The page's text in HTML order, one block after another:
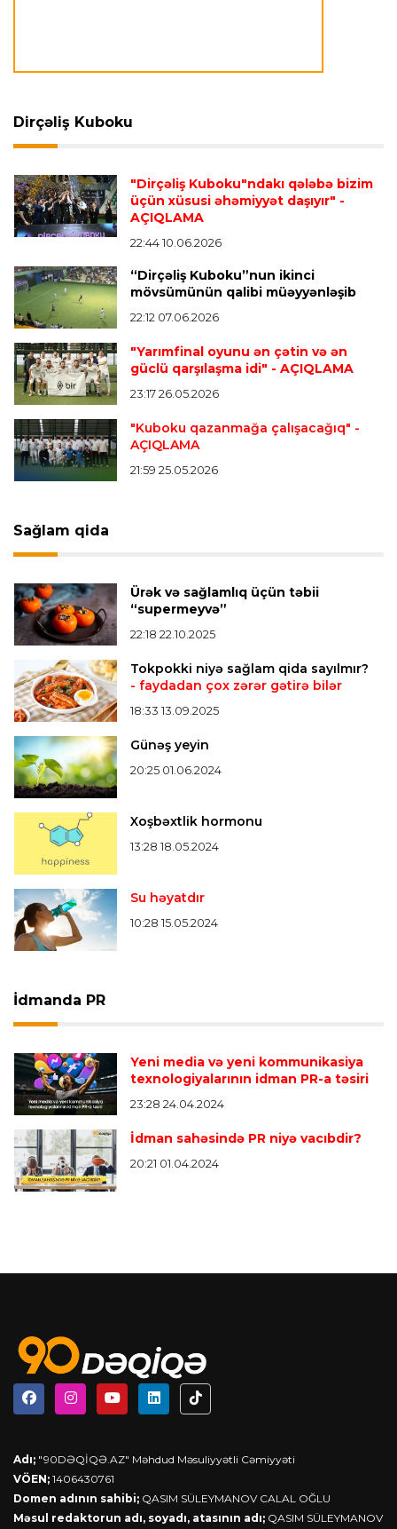
"Reyncers" uduzdu, ÇSKA-dan inamlı qələbə
Transfer
İngiltərə P.L. 23:14 06.08.2026
Alexandre Pato İngiltərə klubunun prezidenti
Transfer 23:08 06.08.2026
"Qalatasaray" Leaunun alternativini "Arsenal"da
tapdı
Offside 23:04 06.08.2026
Çimərlik voleybolu üzrə ölkə çempionatında
finalçılar müəyyənləşdi
Konfrans liqası
"Qarabağ" "Dinamo"ya minimal hesabla uduzdu
Bütün xəbərlər >>>
Dirçəliş Kuboku
"Dirçəliş Kuboku"ndakı qələbə bizim
üçün xüsusi əhəmiyyət daşıyır" -
AÇIQLAMA
22:44 10.06.2026
“Dirçəliş Kuboku”nun ikinci
mövsümünün qalibi müəyyənləşib
22:12 07.06.2026
"Yarımfinal oyunu ən çətin və ən
güclü qarşılaşma idi" - AÇIQLAMA
23:17 26.05.2026
"Kuboku qazanmağa çalışacağıq" -
AÇIQLAMA
21:59 25.05.2026
Sağlam qida
Ürək və sağlamlıq üçün təbii
“supermeyvə”
22:18 22.10.2025
Tokpokki niyə sağlam qida sayılmır?
- faydadan çox zərər gətirə bilər
18:33 13.09.2025
Günəş yeyin
20:25 01.06.2024
Xoşbəxtlik hormonu
13:28 18.05.2024
Su həyatdır
10:28 15.05.2024
İdmanda PR
Yeni media və yeni kommunikasiya
texnologiyalarının idman PR-a təsiri
23:28 24.04.2024
İdman sahəsində PR niyə vacıbdir?
20:21 01.04.2024
Adı; "90DƏQİQƏ.AZ" Məhdud Məsuliyyətli Cəmiyyəti
VÖEN; 1406430761
Domen adının sahibi; QASIM SÜLEYMANOV CALAL OĞLU
Məsul redaktorun adı, soyadı, atasının adı; QASIM SÜLEYMANOV